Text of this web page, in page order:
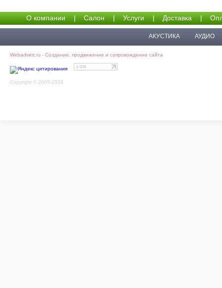
О компании | Салон | Услуги | Доставка |
АКУСТИКА АУДИО
Webadvert.ru - Создание, продвижение и сопровождение сайта
Copyright © 2005-2026